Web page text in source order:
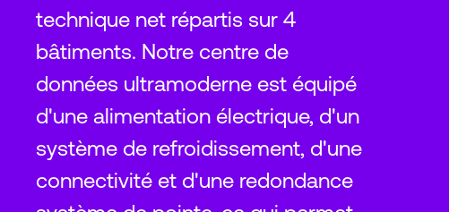
technique net répartis sur 4
bâtiments. Notre centre de
données ultramoderne est équipé
d'une alimentation électrique, d'un
système de refroidissement, d'une
connectivité et d'une redondance